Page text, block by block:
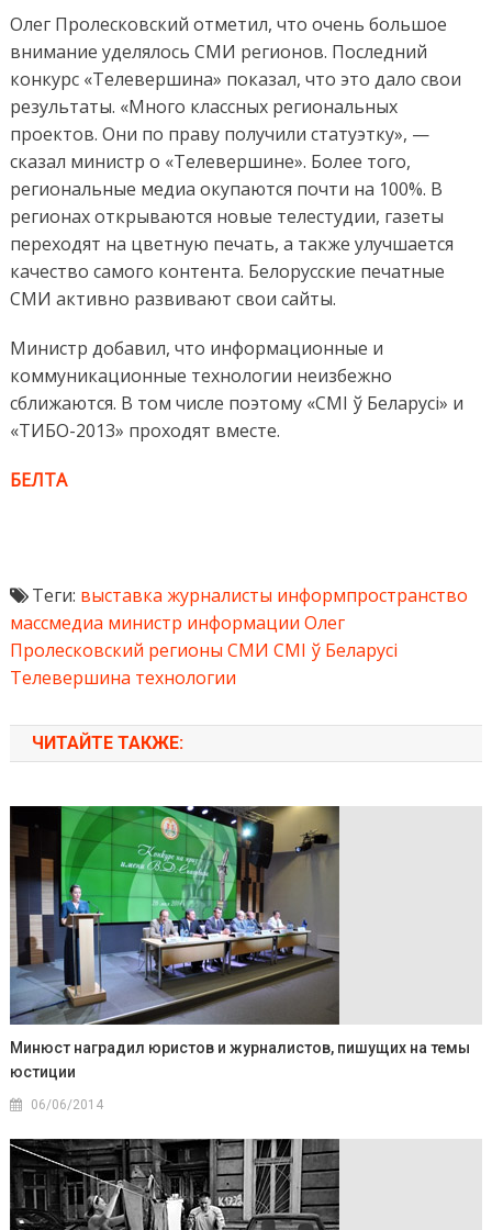
Олег Пролесковский отметил, что очень большое
внимание уделялось СМИ регионов. Последний
конкурс «Телевершина» показал, что это дало свои
результаты. «Много классных региональных
проектов. Они по праву получили статуэтку», —
сказал министр о «Телевершине». Более того,
региональные медиа окупаются почти на 100%. В
регионах открываются новые телестудии, газеты
переходят на цветную печать, а также улучшается
качество самого контента. Белорусские печатные
СМИ активно развивают свои сайты.
Министр добавил, что информационные и
коммуникационные технологии неизбежно
сближаются. В том числе поэтому «СМІ ў Беларусі» и
«ТИБО-2013» проходят вместе.
БЕЛТА
Теги: выставка журналисты информпространство
массмедиа министр информации Олег
Пролесковский регионы СМИ СМІ ў Беларусі
Телевершина технологии
ЧИТАЙТЕ ТАКЖЕ:
Минюст наградил юристов и журналистов, пишущих на темы
юстиции
06/06/2014